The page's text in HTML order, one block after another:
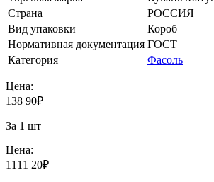
Страна
РОССИЯ
Вид упаковки
Короб
Нормативная документация ГОСТ
Категория
Фасоль
Цена:
138 90₽
За 1 шт
Цена:
1111 20₽